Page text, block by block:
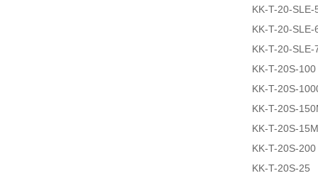
KK-T-20-SLE-
KK-T-20-SLE-
KK-T-20-SLE-
KK-T-20S-100
KK-T-20S-
KK-T-20S-
KK-T-20S-15M
KK-T-20S-200
KK-T-20S-25